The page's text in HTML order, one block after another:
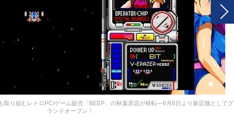
取り組むレトロPC/ゲーム販売「BEEP」の秋葉原店が移転―6月6日より新店舗としてグ
ランドオープン！